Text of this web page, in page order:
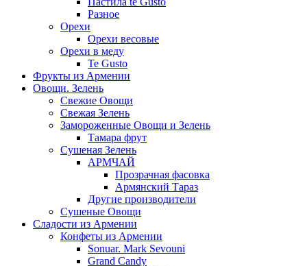
Разное
Орехи
Орехи весовые
Орехи в меду
Te Gusto
Фрукты из Армении
Овощи. Зелень
Свежие Овощи
Свежая Зелень
Замороженные Овощи и Зелень
Тамара фрут
Сушеная Зелень
АРМЧАЙ
Прозрачная фасовка
Армянский Тараз
Другие производители
Сушеные Овощи
Сладости из Армении
Конфеты из Армении
Sonuar. Mark Sevouni
Grand Candy